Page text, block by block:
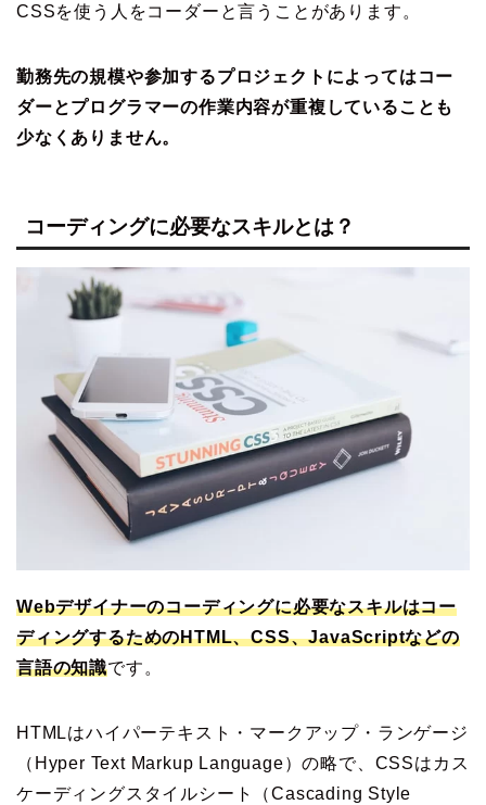
CSSを使う人をコーダーと言うことがあります。
勤務先の規模や参加するプロジェクトによってはコー
ダーとプログラマーの作業内容が重複していることも
少なくありません。
コーディングに必要なスキルとは？
Webデザイナーのコーディングに必要なスキルはコー
ディングするためのHTML、CSS、JavaScriptなどの
言語の知識です。
HTMLはハイパーテキスト・マークアップ・ランゲージ
（Hyper Text Markup Language）の略で、CSSはカス
ケーディングスタイルシート（Cascading Style